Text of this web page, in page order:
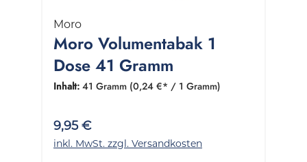
Moro
Moro Volumentabak 1
Dose 41 Gramm
Inhalt: 41 Gramm (0,24 €* / 1 Gramm)
9,95 €
inkl. MwSt. zzgl. Versandkosten